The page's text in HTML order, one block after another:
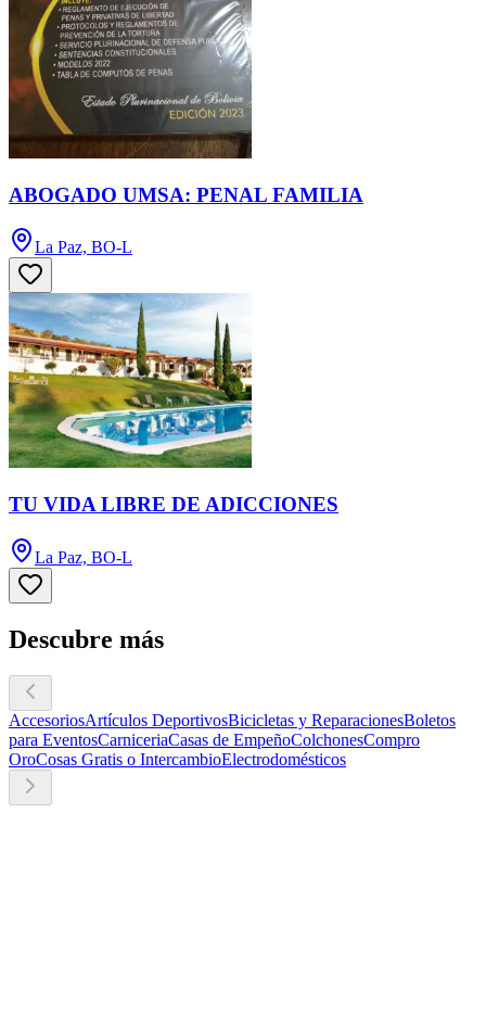
ABOGADO UMSA: PENAL FAMILIA
La Paz, BO-L
TU VIDA LIBRE DE ADICCIONES
La Paz, BO-L
Descubre más
AccesoriosArtículos DeportivosBicicletas y ReparacionesBoletos
para EventosCarniceriaCasas de EmpeñoColchonesCompro
OroCosas Gratis o IntercambioElectrodomésticos